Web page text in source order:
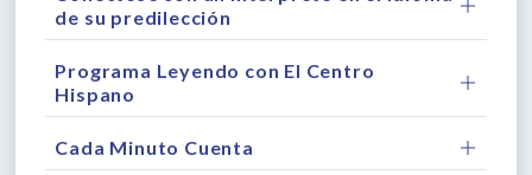
de su predilección
Programa Leyendo con El Centro
Hispano
Cada Minuto Cuenta